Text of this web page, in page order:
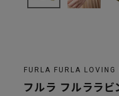
FURLA FURLA LOVING
フルラ フルララビ